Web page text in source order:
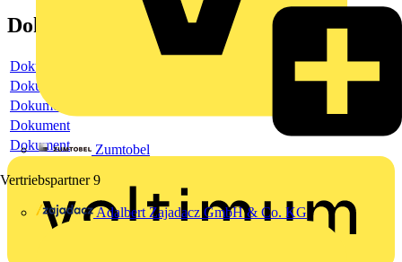
Zumtobel
Vertriebspartner 9
Adalbert Zajadacz GmbH & Co. KG
Dokumente
Dokument
Dokument
Dokument
Dokument
Dokument